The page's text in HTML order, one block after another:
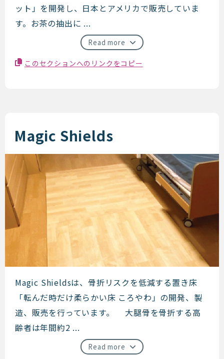
ット」を開発し、日本とアメリカで販売していま
す。お茶の抽出に ...
Read more
このセクションへのリンクをコピー
Magic Shields
Magic Shields
Magic Shieldsは、骨折リスクを低減する置き床
「転んだ時だけ柔らかい床 ころやわ」の開発、製
造、販売を行っています。 大腿骨を骨折する高
齢者は年間約2 ...
Read more